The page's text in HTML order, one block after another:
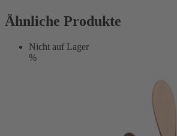
Ähnliche Produkte
Nicht auf Lager
%